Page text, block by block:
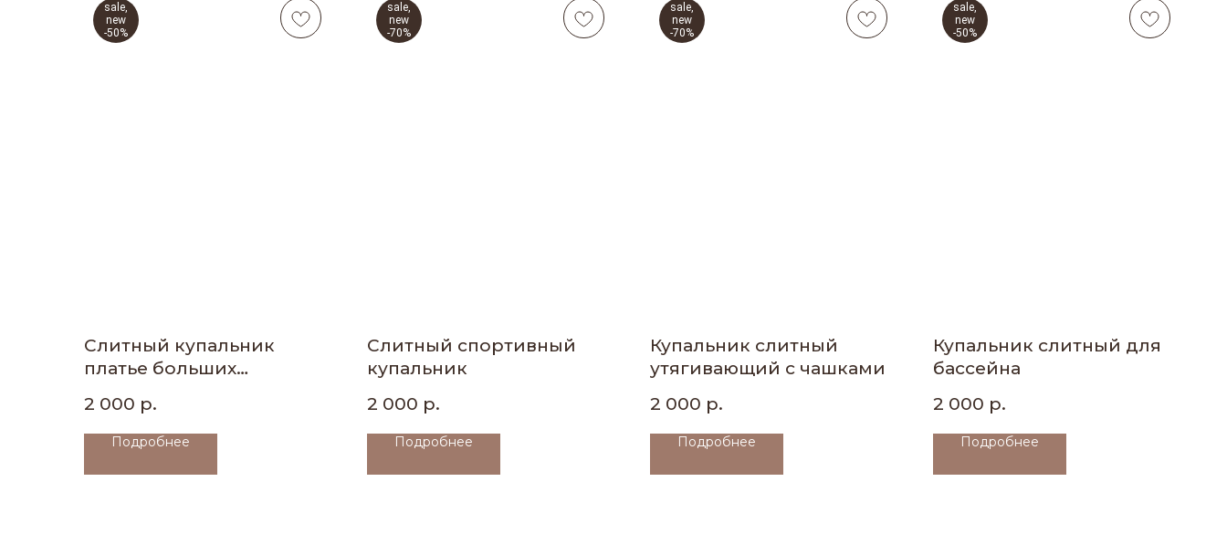
sale,
new
-50%
Слитный купальник
платье больших
2 000 р.
Подробнее
sale,
new
-70%
Слитный спортивный
купальник
2 000 р.
Подробнее
sale,
new
-70%
Купальник слитный
утягивающий с чашками
2 000 р.
Подробнее
sale,
new
-50%
Купальник слитный для
бассейна
2 000 р.
Подробнее
МЕНЮ ПОДДЕРЖКА